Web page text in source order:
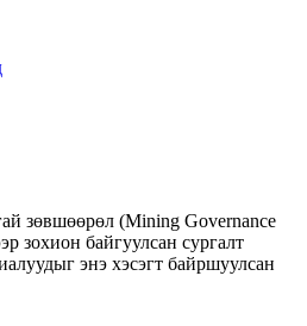
зөвшөөрөл (Mining Governance
зохион байгуулсан сургалт
энэ хэсэгт байршуулсан